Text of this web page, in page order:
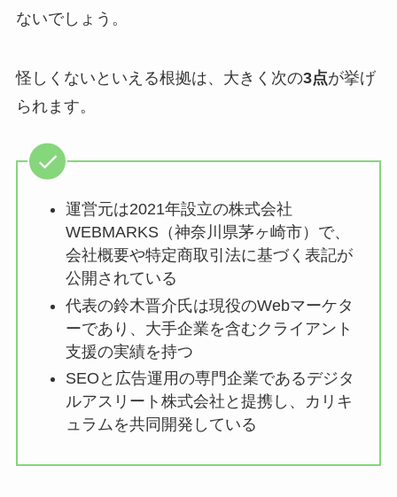
ないでしょう。
怪しくないといえる根拠は、大きく次の3点が挙げ
られます。
運営元は2021年設立の株式会社
WEBMARKS（神奈川県茅ヶ崎市）で、
会社概要や特定商取引法に基づく表記が
公開されている
代表の鈴木晋介氏は現役のWebマーケタ
ーであり、大手企業を含むクライアント
支援の実績を持つ
SEOと広告運用の専門企業であるデジタ
ルアスリート株式会社と提携し、カリキ
ュラムを共同開発している